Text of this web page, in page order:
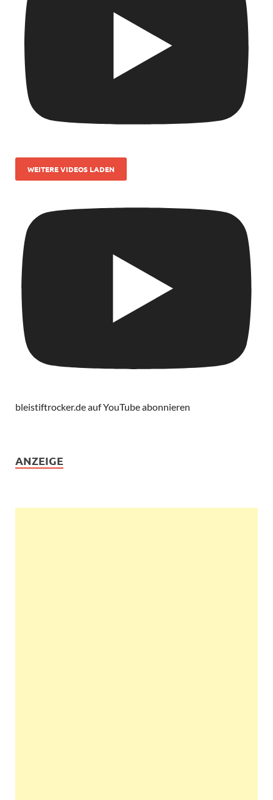
WEITERE VIDEOS LADEN
bleistiftrocker.de auf YouTube abonnieren
ANZEIGE